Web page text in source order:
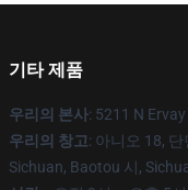
기타 제품
우리의 본사: 5211 N
우리의 창고: 아니오 18,
Sichuan, Baotou 시,